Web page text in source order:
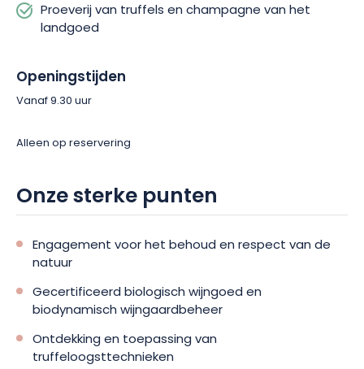
Proeverij van truffels en champagne van het
landgoed
Openingstijden
Vanaf 9.30 uur
Alleen op reservering
Onze sterke punten
Engagement voor het behoud en respect van de
natuur
Gecertificeerd biologisch wijngoed en
biodynamisch wijngaardbeheer
Ontdekking en toepassing van
truffeloogsttechnieken